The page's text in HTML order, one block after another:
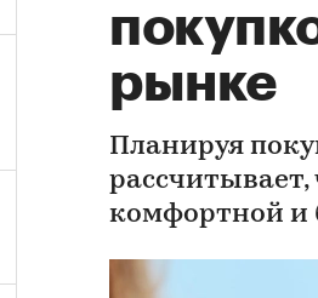
рынке
Планируя
комфортной и